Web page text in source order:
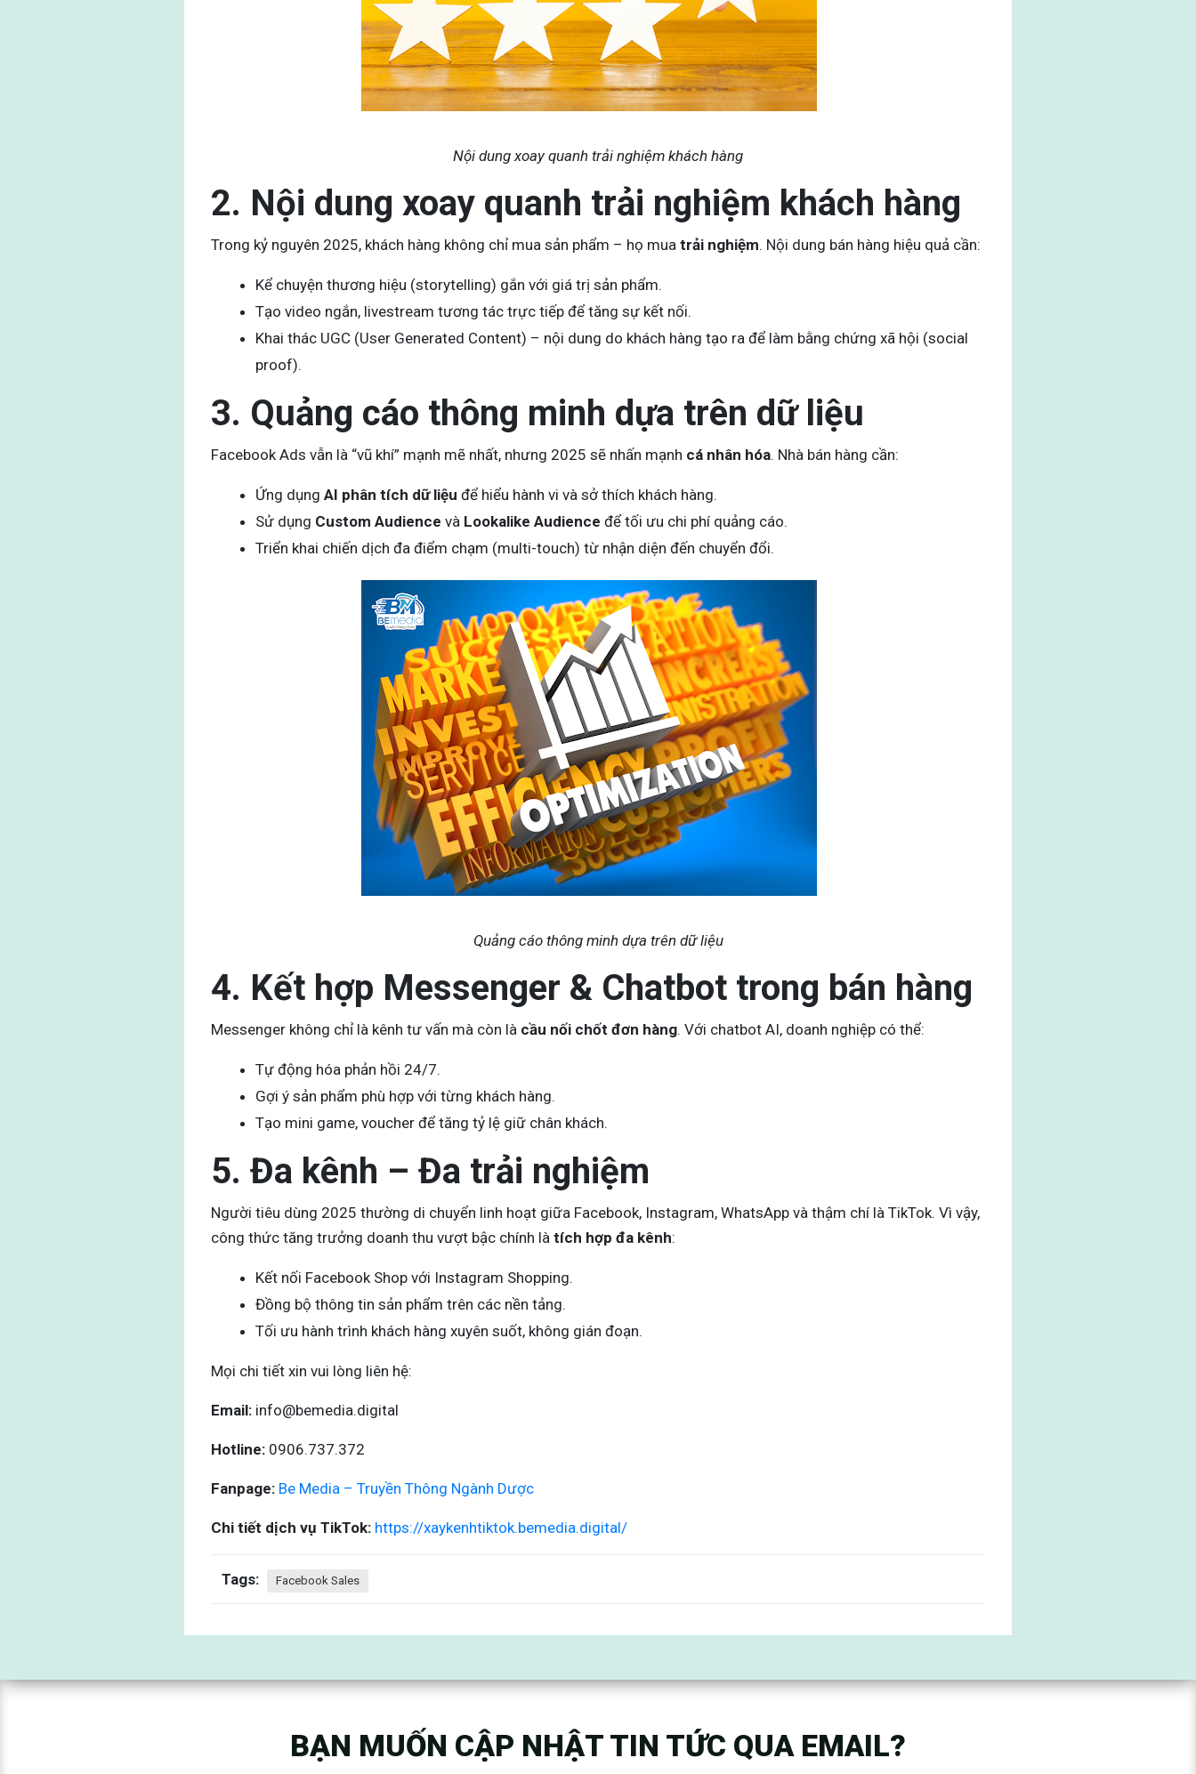
Nội dung xoay quanh trải nghiệm khách hàng
2. Nội dung xoay quanh trải nghiệm khách hàng
Trong kỷ nguyên 2025, khách hàng không chỉ mua sản phẩm – họ mua trải nghiệm. Nội dung bán hàng hiệu quả cần:
Kể chuyện thương hiệu (storytelling) gắn với giá trị sản phẩm.
Tạo video ngắn, livestream tương tác trực tiếp để tăng sự kết nối.
Khai thác UGC (User Generated Content) – nội dung do khách hàng tạo ra để làm bằng chứng xã hội (social
proof).
3. Quảng cáo thông minh dựa trên dữ liệu
Facebook Ads vẫn là “vũ khí” mạnh mẽ nhất, nhưng 2025 sẽ nhấn mạnh cá nhân hóa. Nhà bán hàng cần:
Ứng dụng AI phân tích dữ liệu để hiểu hành vi và sở thích khách hàng.
Sử dụng Custom Audience và Lookalike Audience để tối ưu chi phí quảng cáo.
Triển khai chiến dịch đa điểm chạm (multi-touch) từ nhận diện đến chuyển đổi.
Quảng cáo thông minh dựa trên dữ liệu
4. Kết hợp Messenger & Chatbot trong bán hàng
Messenger không chỉ là kênh tư vấn mà còn là cầu nối chốt đơn hàng. Với chatbot AI, doanh nghiệp có thể:
Tự động hóa phản hồi 24/7.
Gợi ý sản phẩm phù hợp với từng khách hàng.
Tạo mini game, voucher để tăng tỷ lệ giữ chân khách.
5. Đa kênh – Đa trải nghiệm
Người tiêu dùng 2025 thường di chuyển linh hoạt giữa Facebook, Instagram, WhatsApp và thậm chí là TikTok. Vì vậy,
công thức tăng trưởng doanh thu vượt bậc chính là tích hợp đa kênh:
Kết nối Facebook Shop với Instagram Shopping.
Đồng bộ thông tin sản phẩm trên các nền tảng.
Tối ưu hành trình khách hàng xuyên suốt, không gián đoạn.
Mọi chi tiết xin vui lòng liên hệ:
Email: info@bemedia.digital
Hotline: 0906.737.372
Fanpage: Be Media – Truyền Thông Ngành Dược
Chi tiết dịch vụ TikTok: https://xaykenhtiktok.bemedia.digital/
Tags: Facebook Sales
BẠN MUỐN CẬP NHẬT TIN TỨC QUA EMAIL?